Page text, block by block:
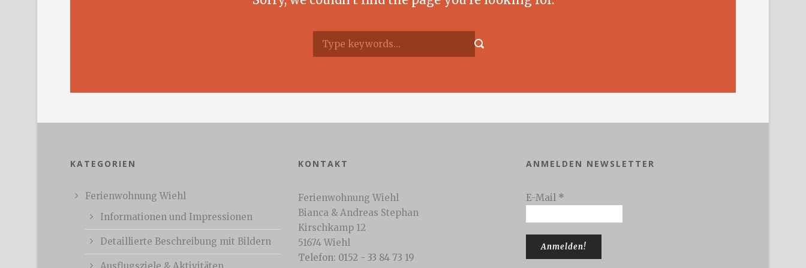
KATEGORIEN
Ferienwohnung Wiehl
Informationen und Impressionen
Detaillierte Beschreibung mit Bildern
KONTAKT
Ferienwohnung Wiehl
Bianca & Andreas Stephan
Kirschkamp 12
51674 Wiehl
Telefon: 0152 - 33 84 73 19
ANMELDEN NEWSLETTER
E-Mail *